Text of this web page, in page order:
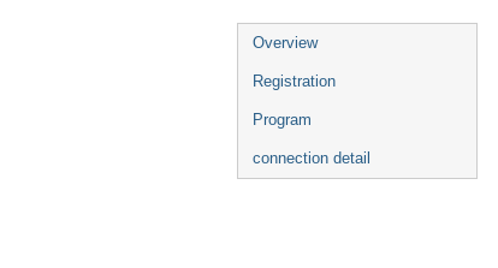
Event
menu
Overview
Registration
Program
connection detail